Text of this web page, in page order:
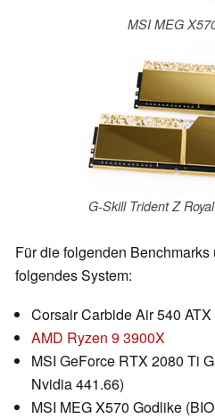
MSI MEG
G-Skill Trident Z
Für die folgenden Benchmarks
folgendes System:
Corsair Carbide Air 540
AMD Ryzen 9 3900X
MSI GeForce RTX 2080 Ti
Nvidia 441.66)
MSI MEG X570 Godlike